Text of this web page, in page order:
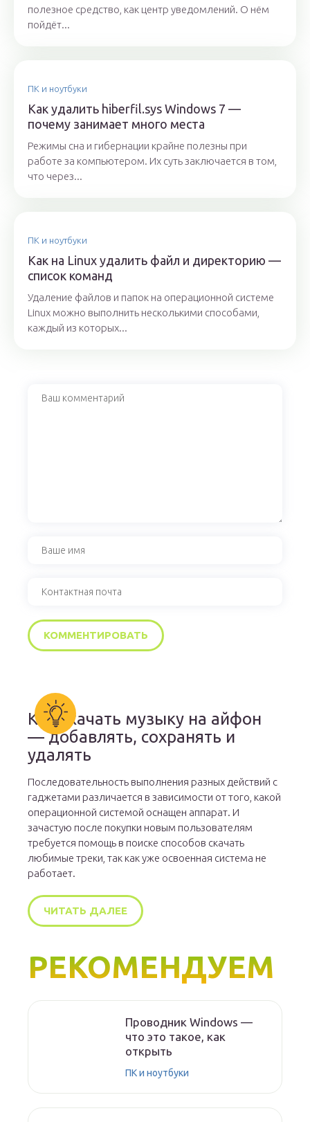
полезное средство, как центр уведомлений. О нём
пойдёт...
ПК и ноутбуки
Как удалить hiberfil.sys Windows 7 —
почему занимает много места
Режимы сна и гибернации крайне полезны при
работе за компьютером. Их суть заключается в том,
что через...
ПК и ноутбуки
Как на Linux удалить файл и директорию —
список команд
Удаление файлов и папок на операционной системе
Linux можно выполнить несколькими способами,
каждый из которых...
Как скачать музыку на айфон
— добавлять, сохранять и
удалять
Последовательность выполнения разных действий с
гаджетами различается в зависимости от того, какой
операционной системой оснащен аппарат. И
зачастую после покупки новым пользователям
требуется помощь в поиске способов скачать
любимые треки, так как уже освоенная система не
работает.
ЧИТАТЬ ДАЛЕЕ
РЕКОМЕНДУЕМ
Проводник Windows —
что это такое, как
открыть
ПК и ноутбуки